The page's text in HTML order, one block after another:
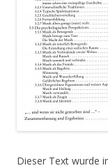
Dieser Text wurde